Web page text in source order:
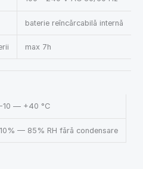
baterie reîncărcabilă internă
max 7h
-10 — +40 °C
10% — 85% RH fără condensare